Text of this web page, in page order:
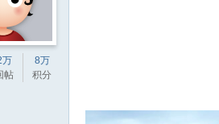
万
帖
8万
积分